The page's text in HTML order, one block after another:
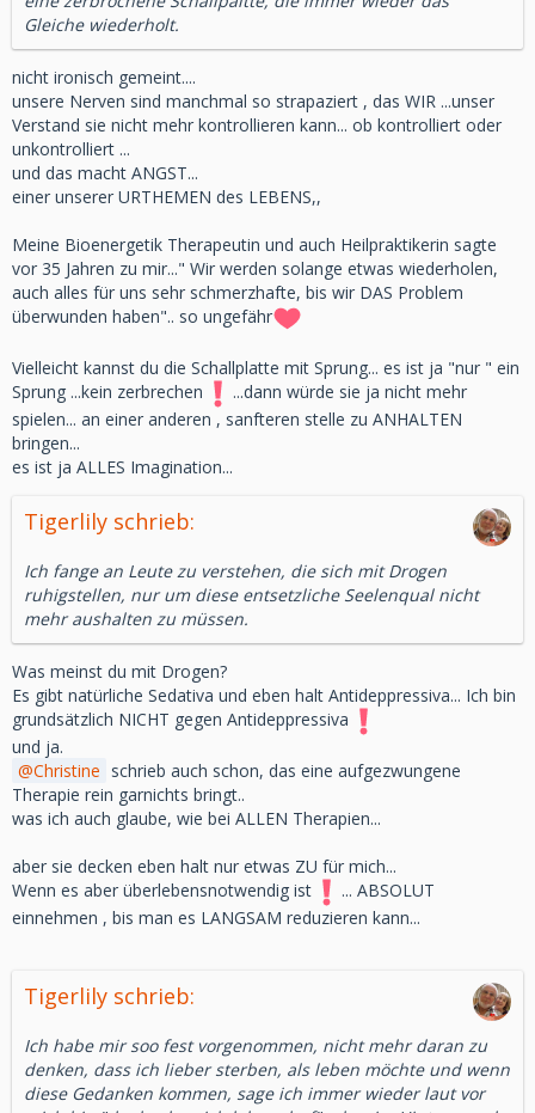
Gleiche wiederholt.
nicht ironisch gemeint....
unsere Nerven sind manchmal so strapaziert , das WIR ...unser
Verstand sie nicht mehr kontrollieren kann... ob kontrolliert oder
unkontrolliert ...
und das macht ANGST...
einer unserer URTHEMEN des LEBENS,,
Meine Bioenergetik Therapeutin und auch Heilpraktikerin sagte
vor 35 Jahren zu mir..." Wir werden solange etwas wiederholen,
auch alles für uns sehr schmerzhafte, bis wir DAS Problem
überwunden haben".. so ungefähr
Vielleicht kannst du die Schallplatte mit Sprung... es ist ja "nur " ein
Sprung ...kein zerbrechen
...dann würde sie ja nicht mehr
spielen... an einer anderen , sanfteren stelle zu ANHALTEN
bringen...
es ist ja ALLES Imagination...
Tigerlily schrieb:
Ich fange an Leute zu verstehen, die sich mit Drogen
ruhigstellen, nur um diese entsetzliche Seelenqual nicht
mehr aushalten zu müssen.
Was meinst du mit Drogen?
Es gibt natürliche Sedativa und eben halt Antideppressiva... Ich bin
grundsätzlich NICHT gegen Antideppressiva
und ja.
Christine schrieb auch schon, das eine aufgezwungene
Therapie rein garnichts bringt..
was ich auch glaube, wie bei ALLEN Therapien...
aber sie decken eben halt nur etwas ZU für mich...
Wenn es aber überlebensnotwendig ist
... ABSOLUT
einnehmen , bis man es LANGSAM reduzieren kann...
Tigerlily schrieb:
Ich habe mir soo fest vorgenommen, nicht mehr daran zu
denken, dass ich lieber sterben, als leben möchte und wenn
diese Gedanken kommen, sage ich immer wieder laut vor